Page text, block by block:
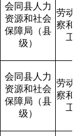
会同县人力
资源和社会
保障局（县
级）
劳动
察和
工
会同县人力
资源和社会
保障局（县
级）
劳动
察和
工